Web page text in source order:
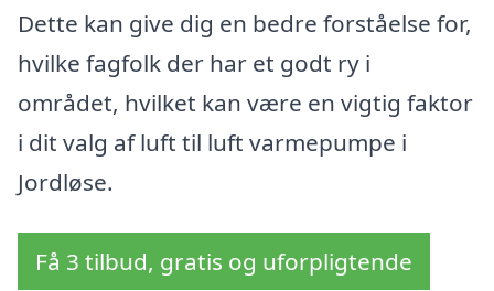
Dette kan give dig en bedre forståelse for,
hvilke fagfolk der har et godt ry i
området, hvilket kan være en vigtig faktor
i dit valg af luft til luft varmepumpe i
Jordløse.
Få 3 tilbud, gratis og uforpligtende